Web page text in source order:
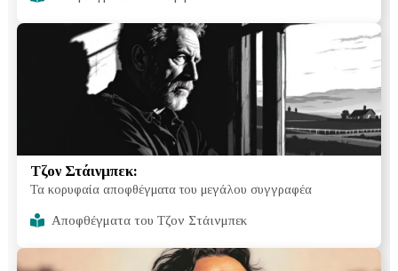
Τζον Στάινμπεκ:
Τα κορυφαία αποφθέγματα του μεγάλου συγγραφέα
Αποφθέγματα του Τζον Στάινμπεκ